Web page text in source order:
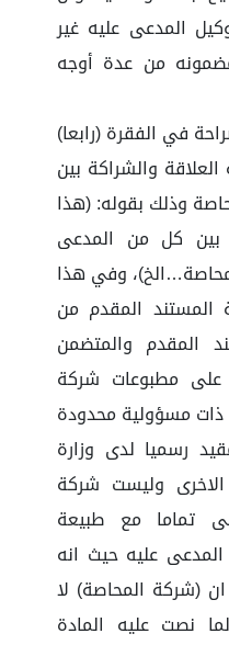
المدعى عليه غير
من عدة أوجه
في الفقرة (رابعا)
والشراكة بين
وذلك بقوله: (هذا
بين كل من المدعى
وفي هذا
المقدم من
المقدم والمتضمن
على مطبوعات شركة
مسؤولية محدودة
رسميا لدى وزارة
الاخرى وليست شركة
تماما مع طبيعة
عليه حيث انه
(شركة المحاصة) لا
نصت عليه المادة